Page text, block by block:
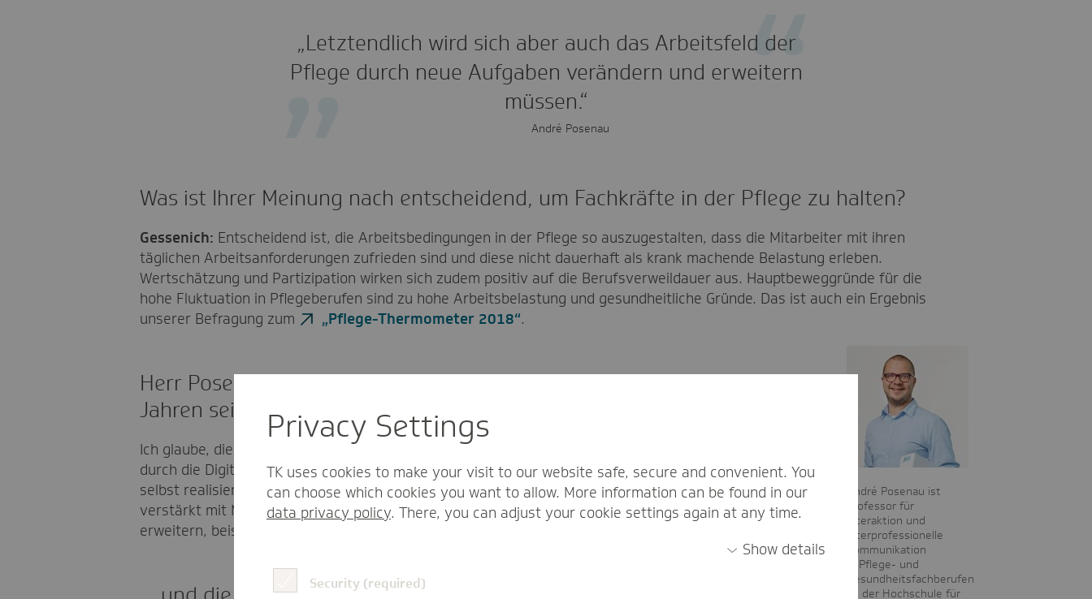
„Letztendlich wird sich aber auch das Arbeitsfeld der
Pflege durch neue Aufgaben verändern und erweitern
müssen.“
André Posenau
Was ist Ihrer Meinung nach entscheidend, um Fachkräfte in der Pflege zu halten?
Gessenich: Entscheidend ist, die Arbeitsbedingungen in der Pflege so auszugestalten, dass die Mitarbeiter mit ihren
täglichen Arbeitsanforderungen zufrieden sind und diese nicht dauerhaft als krank machende Belastung erleben.
Wertschätzung und Partizipation wirken sich zudem positiv auf die Berufsverweildauer aus. Hauptbeweggründe für die
hohe Fluktuation in Pflegeberufen sind zu hohe Arbeitsbelastung und gesundheitliche Gründe. Das ist auch ein Ergebnis
unserer Befragung zum
„Pflege-Thermometer 2018“.
André Posenau ist
Professor für
Interaktion und
interprofessionelle
Kommunikation
in Pflege- und
Gesundheitsfachberufen
an der Hochschule für
Herr Posenau, was meinen Sie: Wie digital wird Pflege zuhause in zehn
Jahren sein?
Ich glaube, die Pflege an sich wird im häuslichen Kontext nie komplett digitalisiert werden, sondern nur
durch die Digitalisierung unterstützt. Wobei sich hier die Frage stellt, ob diese durch die Betroffenen
selbst realisiert wird, beispielsweise mit Trackingtools, die es bereits gibt – oder ob es Anbieter
verstärkt mit Medizinprodukten auf den Markt schaffen und schon existierende Möglichkeiten sinnvoll
erweitern, beispielsweise im Bereich Smart Home.
Privacy Settings
TK uses cookies to make your visit to our website safe, secure and convenient. You
can choose which cookies you want to allow. More information can be found in our
data privacy policy. There, you can adjust your cookie settings again at any time.
Show details
Security (required)